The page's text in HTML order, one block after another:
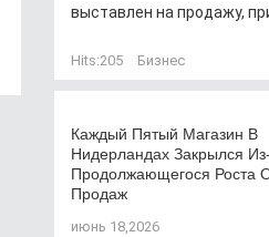
выставлен на продажу, при
Hits:205 Бизнес
Каждый Пятый Магазин В
Нидерландах Закрылся
Продолжающегося Роста
Продаж
июнь 18,2026